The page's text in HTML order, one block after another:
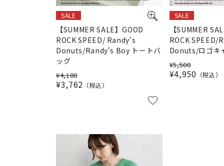
SALE
【SUMMER SALE】GOOD
ROCK SPEED/ Randy's
Donuts/Randy's Boy トートバ
ッグ
¥4,180
¥3,762 税込
SALE
【SUMMER
ROCK SPEED/
Donuts/ロゴキ
¥5,500
¥4,950 税込